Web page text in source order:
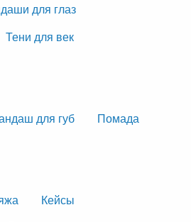
для глаз
Тени для век
для губ
Помада
Кейсы